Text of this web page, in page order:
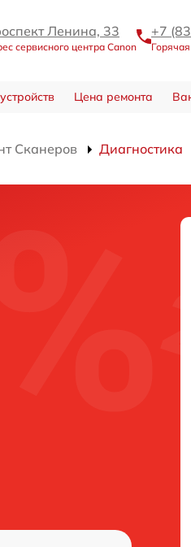
Ленина, 33
сервисного центра Canon
+7
Цена ремонта
Сканеров Диагностика